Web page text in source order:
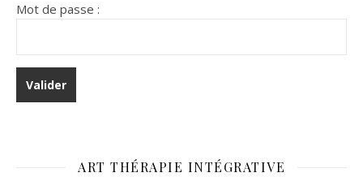
Mot de passe :
ART THÉRAPIE INTÉGRATIVE